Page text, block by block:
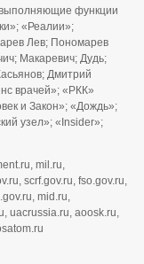
функции
«Реалии»;
Лев; Пономарев
Макаревич; Дудь;
Дмитрий
врачей»; «РКК»
и Закон»; «Дождь»;
узел»; «Insider»;
mil.ru,
scrf.gov.ru, fso.gov.ru,
mid.ru,
uacrussia.ru, aoosk.ru,